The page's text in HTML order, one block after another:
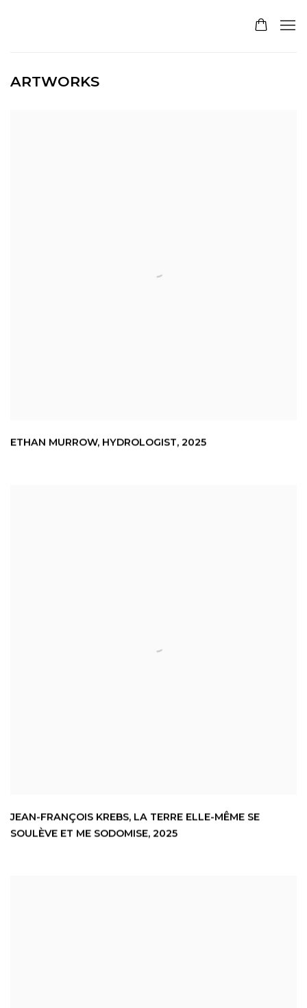
ARTWORKS
ETHAN MURROW, HYDROLOGIST, 2025
JEAN-FRANÇOIS KREBS, LA TERRE ELLE-MÊME SE
SOULÈVE ET ME SODOMISE, 2025